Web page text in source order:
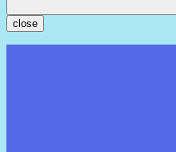
close